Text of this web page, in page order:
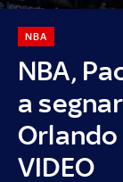
NBA,
a
VIDEO
NBA